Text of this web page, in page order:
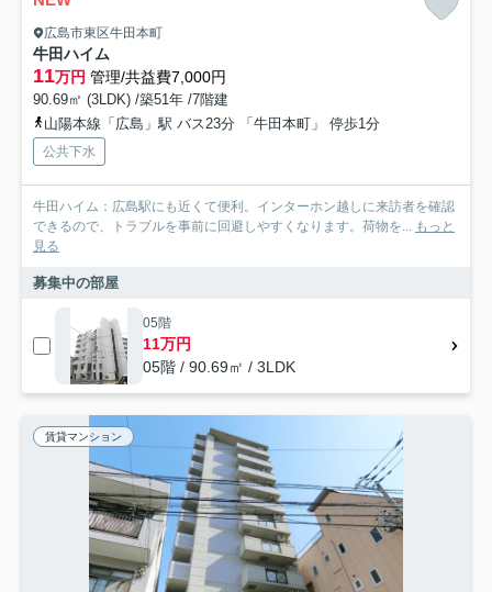
広島市東区牛田本町
牛田ハイム
11万円 管理/共益費7,000円
90.69㎡ (3LDK) /築51年 /7階建
山陽本線「広島」駅 バス23分 「牛田本町」 停歩1分
公共下水
牛田ハイム：広島駅にも近くて便利。インターホン越しに来訪者を確認
できるので、トラブルを事前に回避しやすくなります。荷物を... もっと
見る
募集中の部屋
05階
11万円
05階 / 90.69㎡ / 3LDK
賃貸マンション